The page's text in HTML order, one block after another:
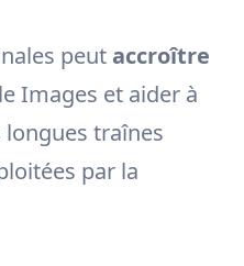
peut accroître
Images et aider à
traînes
par la